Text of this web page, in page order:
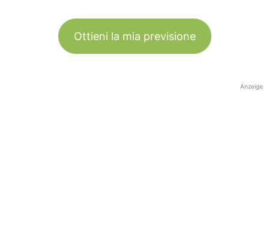
Ottieni la mia previsione
Anzeige